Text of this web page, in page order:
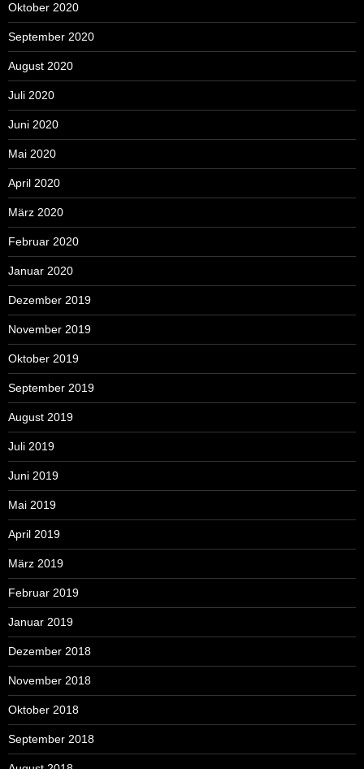
Oktober 2020
September 2020
August 2020
Juli 2020
Juni 2020
Mai 2020
April 2020
März 2020
Februar 2020
Januar 2020
Dezember 2019
November 2019
Oktober 2019
September 2019
August 2019
Juli 2019
Juni 2019
Mai 2019
April 2019
März 2019
Februar 2019
Januar 2019
Dezember 2018
November 2018
Oktober 2018
September 2018